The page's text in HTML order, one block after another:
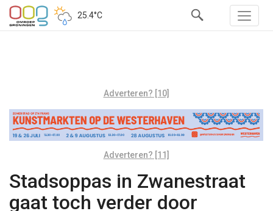
25.4°C
Adverteren? [10]
Adverteren? [11]
Stadsoppas in Zwanestraat
gaat toch verder door